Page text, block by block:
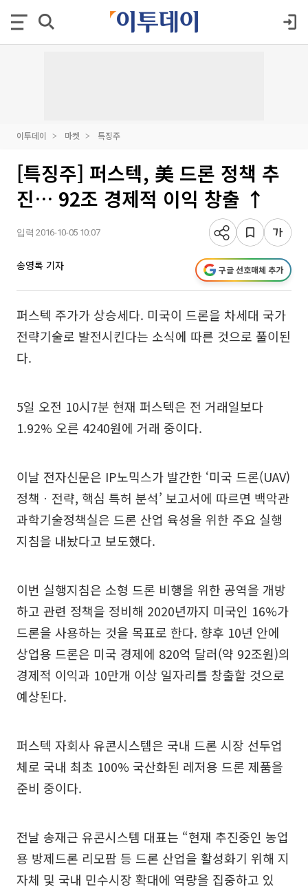
이투데이 마켓 특징주
[특징주] 퍼스텍, 美 드론 정책 추
진… 92조 경제적 이익 창출 ↑
입력 2016-10-05 10:07
송영록 기자 구글 선호매체 추가
퍼스텍 주가가 상승세다. 미국이 드론을 차세대 국가
전략기술로 발전시킨다는 소식에 따른 것으로 풀이된
다.
5일 오전 10시7분 현재 퍼스텍은 전 거래일보다
1.92% 오른 4240원에 거래 중이다.
이날 전자신문은 IP노믹스가 발간한 ‘미국 드론(UAV)
정책ㆍ전략, 핵심 특허 분석’ 보고서에 따르면 백악관
과학기술정책실은 드론 산업 육성을 위한 주요 실행
지침을 내놨다고 보도했다.
이번 실행지침은 소형 드론 비행을 위한 공역을 개방
하고 관련 정책을 정비해 2020년까지 미국인 16%가
드론을 사용하는 것을 목표로 한다. 향후 10년 안에
상업용 드론은 미국 경제에 820억 달러(약 92조원)의
경제적 이익과 10만개 이상 일자리를 창출할 것으로
예상된다.
퍼스텍 자회사 유콘시스템은 국내 드론 시장 선두업
체로 국내 최초 100% 국산화된 레저용 드론 제품을
준비 중이다.
전날 송재근 유콘시스템 대표는 “현재 추진중인 농업
용 방제드론 리모팜 등 드론 산업을 활성화기 위해 지
자체 및 국내 민수시장 확대에 역량을 집중하고 있